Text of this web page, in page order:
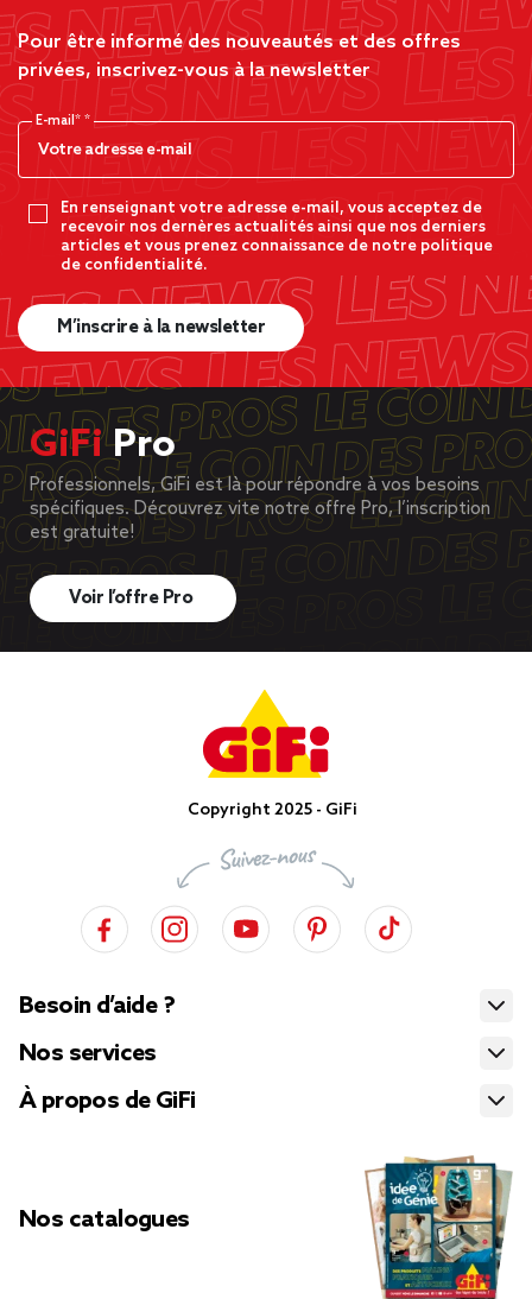
Pour être informé des nouveautés et des offres
privées, inscrivez-vous à la newsletter
E-mail*
En renseignant votre adresse e-mail, vous acceptez de
recevoir nos dernères actualités ainsi que nos derniers
articles et vous prenez connaissance de notre politique
de confidentialité.
M’inscrire à la newsletter
GiFiPro
Professionnels, GiFi est là pour répondre à vos besoins
spécifiques. Découvrez vite notre offre Pro, l’inscription
est gratuite!
Voir l’offre Pro
Copyright 2025 - GiFi
Besoin d’aide ?
Nos services
À propos de GiFi
Nos catalogues